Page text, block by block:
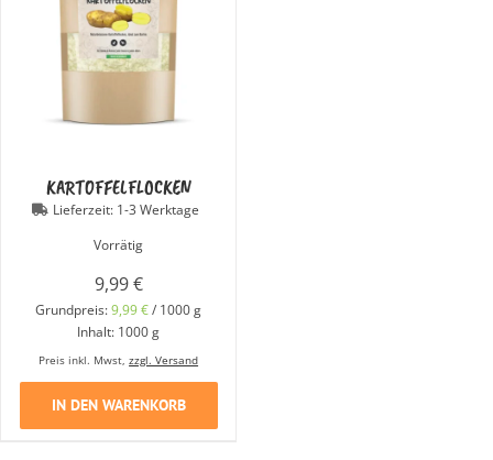
KARTOFFELFLOCKEN
Lieferzeit: 1-3 Werktage
Vorrätig
9,99€
Grundpreis:9,99€/ 1000g
Inhalt: 1000g
Preis inkl. Mwst,zzgl. Versand
IN DEN WARENKORB